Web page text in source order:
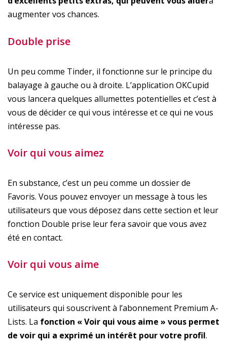
augmenter vos chances.
Double prise
Un peu comme Tinder, il fonctionne sur le principe du
balayage à gauche ou à droite. L’application OKCupid
vous lancera quelques allumettes potentielles et c’est à
vous de décider ce qui vous intéresse et ce qui ne vous
intéresse pas.
Voir qui vous aimez
En substance, c’est un peu comme un dossier de
Favoris. Vous pouvez envoyer un message à tous les
utilisateurs que vous déposez dans cette section et leur
fonction Double prise leur fera savoir que vous avez
été en contact.
Voir qui vous aime
Ce service est uniquement disponible pour les
utilisateurs qui souscrivent à l’abonnement Premium A-
Lists. La fonction « Voir qui vous aime » vous permet
de voir qui a exprimé un intérêt pour votre profil.